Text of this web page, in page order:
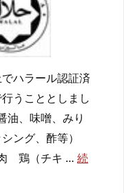
ハラール認証済
うこととしまし
油、味噌、みり
ング、酢等）
肉 鶏（チキ … 続